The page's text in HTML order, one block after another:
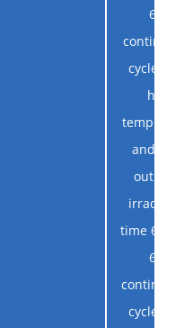
60s,
cycles （at
high
and 85mj
output）
irradiation
time 60s,
60s,
continuous
cycles （at